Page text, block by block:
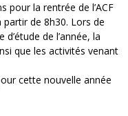
pour la rentrée de l’ACF
de 8h30. Lors de
de l’année, la
que les activités venant
cette nouvelle année